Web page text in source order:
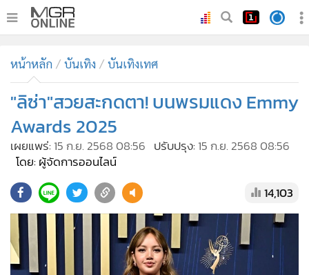
ทันเหตุการณ์
• ภาคใต้
Online Section
บันเทิง
• ผู้จัดการรายวัน
• คอลัมนิสต์
ละคร
• CbizReview
• Cyber BIZ
หน้าหลัก บันเทิง บันเทิงเทศ
"ลิซ่า"สวยสะกดตา! บนพรมแดง Emmy
Awards 2025
เผยแพร่: 15 ก.ย. 2568 08:56 ปรับปรุง: 15 ก.ย. 2568 08:56
โดย: ผู้จัดการออนไลน์
14,103